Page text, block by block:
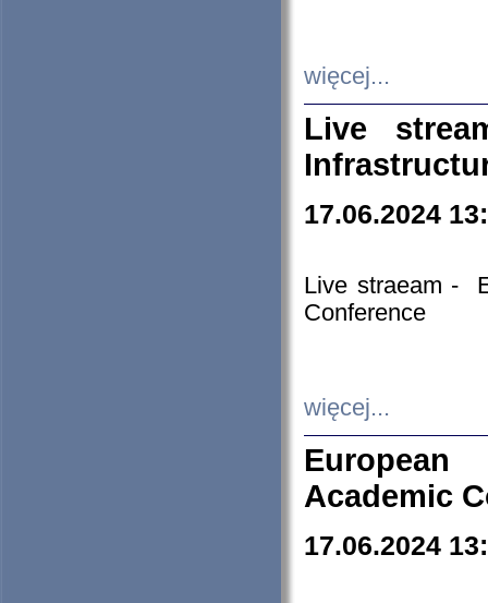
więcej...
Live
17.06.2024
Live straeam -
Conference
więcej...
European
Academic
17.06.2024